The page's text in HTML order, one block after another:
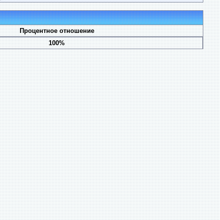
Процентное отношение
100%